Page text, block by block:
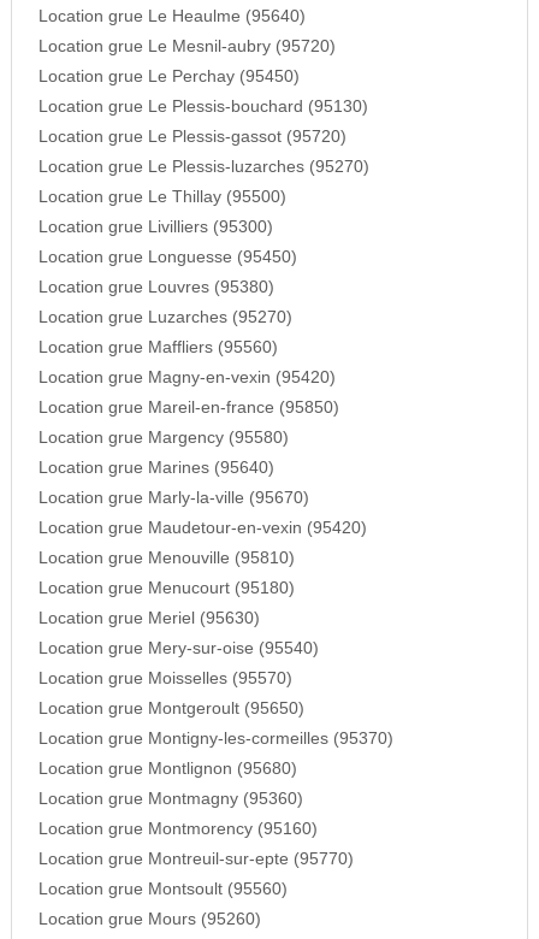
Location grue Le Heaulme (95640)
Location grue Le Mesnil-aubry (95720)
Location grue Le Perchay (95450)
Location grue Le Plessis-bouchard (95130)
Location grue Le Plessis-gassot (95720)
Location grue Le Plessis-luzarches (95270)
Location grue Le Thillay (95500)
Location grue Livilliers (95300)
Location grue Longuesse (95450)
Location grue Louvres (95380)
Location grue Luzarches (95270)
Location grue Maffliers (95560)
Location grue Magny-en-vexin (95420)
Location grue Mareil-en-france (95850)
Location grue Margency (95580)
Location grue Marines (95640)
Location grue Marly-la-ville (95670)
Location grue Maudetour-en-vexin (95420)
Location grue Menouville (95810)
Location grue Menucourt (95180)
Location grue Meriel (95630)
Location grue Mery-sur-oise (95540)
Location grue Moisselles (95570)
Location grue Montgeroult (95650)
Location grue Montigny-les-cormeilles (95370)
Location grue Montlignon (95680)
Location grue Montmagny (95360)
Location grue Montmorency (95160)
Location grue Montreuil-sur-epte (95770)
Location grue Montsoult (95560)
Location grue Mours (95260)